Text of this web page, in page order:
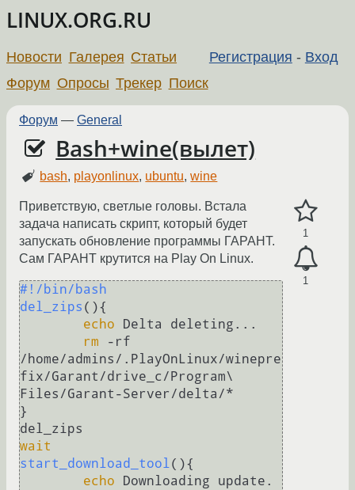
LINUX.ORG.RU
Регистрация - Вход
Новости Галерея Статьи
Форум Опросы Трекер Поиск
Форум — General
Bash+wine(вылет)
bash, playonlinux, ubuntu,wine
1
1
Приветствую, светлые головы. Встала
задача написать скрипт, который будет
запускать обновление программы ГАРАНТ.
Сам ГАРАНТ крутится на Play On Linux.
#!/bin/bash
del_zips (){
echo Delta deleting...
rm -rf
/home/admins/.PlayOnLinux/winepre
fix/Garant/drive_c/Program\
Files/Garant-Server/delta/*
}
wait
start_download_tool(){
echo Downloading update.